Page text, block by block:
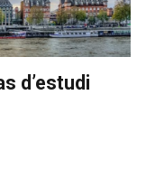
d’estudi